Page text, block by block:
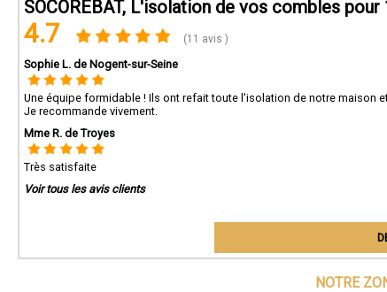
SOCOREBAT, L'isolation de vos combles pour
4.7 (11 avis )
Sophie L. de Nogent-sur-Seine
Une équipe formidable ! Ils ont refait toute l'isolation de notre maison
Je recommande vivement.
Mme R. de Troyes
Très satisfaite
Voir tous les avis clients
NOTRE